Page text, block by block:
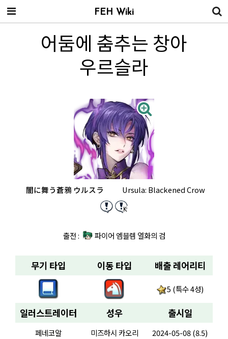
어둠에 춤추는 창아
우르슬라
闇に舞う蒼鴉 ウルスラ Ursula: Blackened Crow
출전 : 파이어 엠블렘 열화의 검
무기 타입 이동 타입 배출 레어리티
5 (특수 4성)
일러스트레이터 성우 출시일
페네코알 미즈하시 카오리 2024-05-08 (8.5)
FEH Wiki